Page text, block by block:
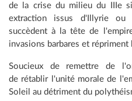
de la crise du milieu du IIIe
extraction issus d'Illyrie ou
succèdent à la tête de
invasions barbares et répriment
Soucieux de remettre de
de rétablir l'unité morale de
Soleil au détriment du